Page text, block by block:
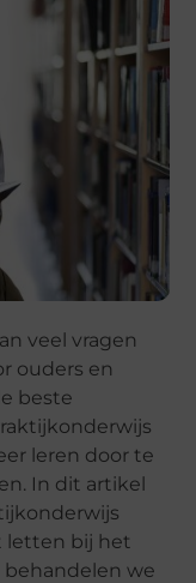
veel vragen
ouders en
beste
leren door te
In dit artikel
letten bij het
behandelen we